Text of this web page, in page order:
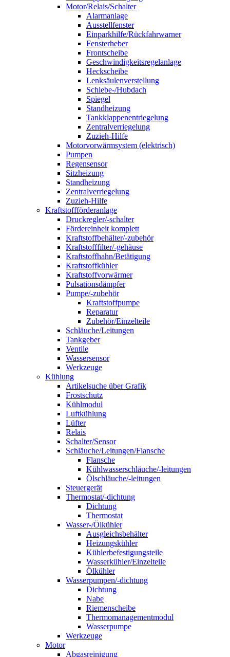
Motor/Relais/Schalter
Alarmanlage
Ausstellfenster
Einparkhilfe/Rückfahrwarner
Fensterheber
Frontscheibe
Geschwindigkeitsregelanlage
Heckscheibe
Lenksäulenverstellung
Schiebe-/Hubdach
Spiegel
Standheizung
Tankklappenentriegelung
Zentralverriegelung
Zuzieh-Hilfe
Motorvorwärmsystem (elektrisch)
Pumpen
Regensensor
Sitzheizung
Standheizung
Zentralverriegelung
Zuzieh-Hilfe
Kraftstoffförderanlage
Druckregler/-schalter
Fördereinheit komplett
Kraftstoffbehälter/-zubehör
Kraftstofffilter/-gehäuse
Kraftstoffhahn/Betätigung
Kraftstoffkühler
Kraftstoffvorwärmer
Pulsationsdämpfer
Pumpe/-zubehör
Kraftstoffpumpe
Reparatur
Zubehör/Einzelteile
Schläuche/Leitungen
Tankgeber
Ventile
Wassersensor
Werkzeuge
Kühlung
Artikelsuche über Grafik
Frostschutz
Kühlmodul
Luftkühlung
Lüfter
Relais
Schalter/Sensor
Schläuche/Leitungen/Flansche
Flansche
Kühlwasserschläuche/-leitungen
Ölschläuche/-leitungen
Steuergerät
Thermostat/-dichtung
Dichtung
Thermostat
Wasser-/Ölkühler
Ausgleichsbehälter
Heizungskühler
Kühlerbefestigungsteile
Wasserkühler/Einzelteile
Ölkühler
Wasserpumpen/-dichtung
Dichtung
Nabe
Riemenscheibe
Thermomanagementmodul
Wasserpumpe
Werkzeuge
Motor
Abgasreinigung